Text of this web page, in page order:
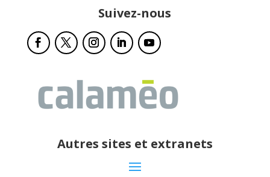
Suivez-nous
Autres sites et extranets